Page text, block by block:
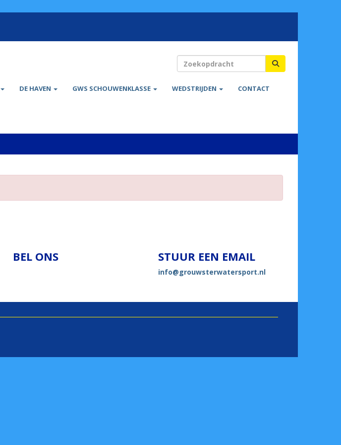
DE HAVEN GWS SCHOUWENKLASSE WEDSTRIJDEN CONTACT
BEL ONS STUUR EEN EMAIL
ofni@grouwsterwatersport.nl